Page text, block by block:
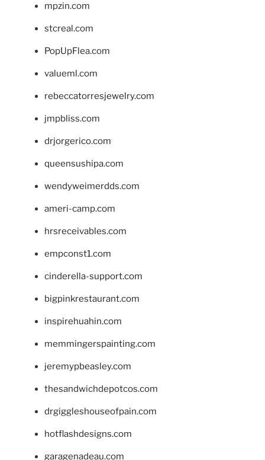
mpzin.com
stcreal.com
PopUpFlea.com
valueml.com
rebeccatorresjewelry.com
jmpbliss.com
drjorgerico.com
queensushipa.com
wendyweimerdds.com
ameri-camp.com
hrsreceivables.com
empconst1.com
cinderella-support.com
bigpinkrestaurant.com
inspirehuahin.com
memmingerspainting.com
jeremypbeasley.com
thesandwichdepotcos.com
drgiggleshouseofpain.com
hotflashdesigns.com
garagenadeau.com